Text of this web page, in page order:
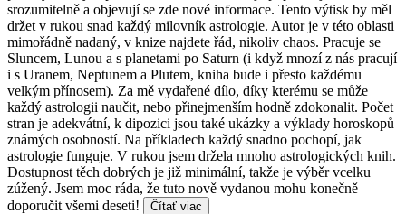
srozumitelně a objevují se zde nové informace. Tento výtisk by měl
držet v rukou snad každý milovník astrologie. Autor je v této oblasti
mimořádně nadaný, v knize najdete řád, nikoliv chaos. Pracuje se
Sluncem, Lunou a s planetami po Saturn (i když mnozí z nás pracují
i s Uranem, Neptunem a Plutem, kniha bude i přesto každému
velkým přínosem). Za mě vydařené dílo, díky kterému se může
každý astrologii naučit, nebo přinejmenším hodně zdokonalit. Počet
stran je adekvátní, k dipozici jsou také ukázky a výklady horoskopů
známých osobností. Na příkladech každý snadno pochopí, jak
astrologie funguje. V rukou jsem držela mnoho astrologických knih.
Dostupnost těch dobrých je již minimální, takže je výběr vcelku
zúžený. Jsem moc ráda, že tuto nově vydanou mohu konečně
doporučit všemi deseti!
Čítať viac